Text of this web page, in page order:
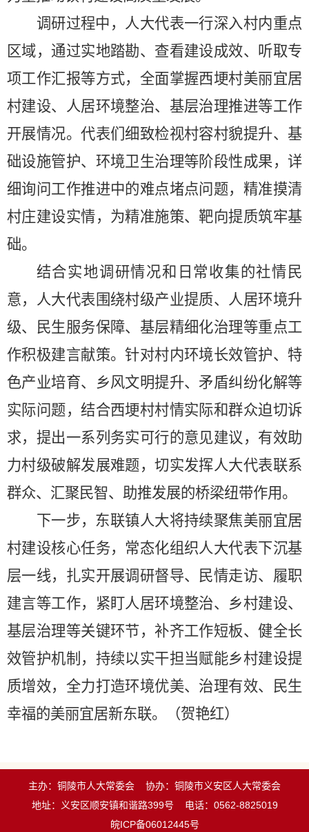
调研过程中，人大代表一行深入村内重点
区域，通过实地踏勘、查看建设成效、听取专
项工作汇报等方式，全面掌握西埂村美丽宜居
村建设、人居环境整治、基层治理推进等工作
开展情况。代表们细致检视村容村貌提升、基
础设施管护、环境卫生治理等阶段性成果，详
细询问工作推进中的难点堵点问题，精准摸清
村庄建设实情，为精准施策、靶向提质筑牢基
础。
结合实地调研情况和日常收集的社情民
意，人大代表围绕村级产业提质、人居环境升
级、民生服务保障、基层精细化治理等重点工
作积极建言献策。针对村内环境长效管护、特
色产业培育、乡风文明提升、矛盾纠纷化解等
实际问题，结合西埂村村情实际和群众迫切诉
求，提出一系列务实可行的意见建议，有效助
力村级破解发展难题，切实发挥人大代表联系
群众、汇聚民智、助推发展的桥梁纽带作用。
下一步，东联镇人大将持续聚焦美丽宜居
村建设核心任务，常态化组织人大代表下沉基
层一线，扎实开展调研督导、民情走访、履职
建言等工作，紧盯人居环境整治、乡村建设、
基层治理等关键环节，补齐工作短板、健全长
效管护机制，持续以实干担当赋能乡村建设提
质增效，全力打造环境优美、治理有效、民生
幸福的美丽宜居新东联。（贺艳红）
主办：铜陵市人大常委会
协办：铜陵市义安区人大常委会
地址：义安区顺安镇和谐路399号
电话：0562-8825019
皖ICP备06012445号